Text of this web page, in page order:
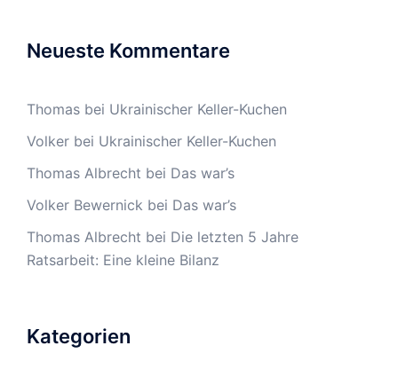
Neueste Kommentare
Thomas bei Ukrainischer Keller-Kuchen
Volker bei Ukrainischer Keller-Kuchen
Thomas Albrecht bei Das war’s
Volker Bewernick bei Das war’s
Thomas Albrecht bei Die letzten 5 Jahre
Ratsarbeit: Eine kleine Bilanz
Kategorien